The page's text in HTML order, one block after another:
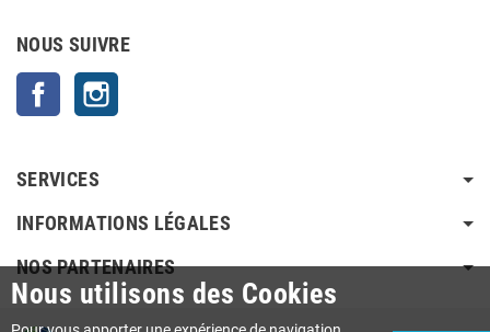
NOUS SUIVRE
Facebook
SERVICES
INFORMATIONS LÉGALES
NOS PARTENAIRES
Nous utilisons des Cookies